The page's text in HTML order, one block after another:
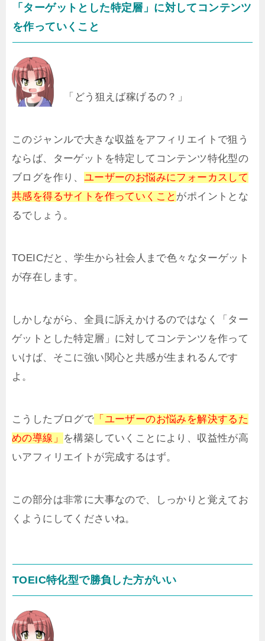
「ターゲットとした特定層」に対してコンテンツ
を作っていくこと
「どう狙えば稼げるの？」
このジャンルで大きな収益をアフィリエイトで狙う
ならば、ターゲットを特定してコンテンツ特化型の
ブログを作り、 ユーザーのお悩みにフォーカスして
共感を得るサイトを作っていくこと がポイントとな
るでしょう。
TOEICだと、学生から社会人まで色々なターゲット
が存在します。
しかしながら、全員に訴えかけるのではなく「ター
ゲットとした特定層」に対してコンテンツを作って
いけば、そこに強い関心と共感が生まれるんです
よ。
こうしたブログで 「ユーザーのお悩みを解決するた
めの導線」
を構築していくことにより、収益性が高
いアフィリエイトが完成するはず。
この部分は非常に大事なので、しっかりと覚えてお
くようにしてくださいね。
TOEIC特化型で勝負した方がいい